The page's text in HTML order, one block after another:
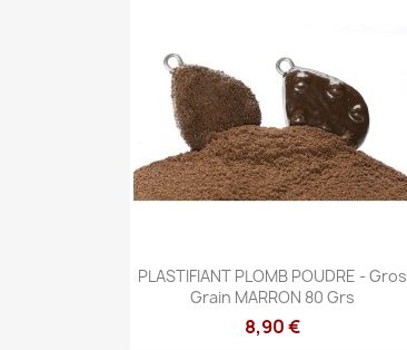
Aperçu rapide
PLASTIFIANT PLOMB POUDRE - Gros
Grain MARRON 80 Grs
8,90 €